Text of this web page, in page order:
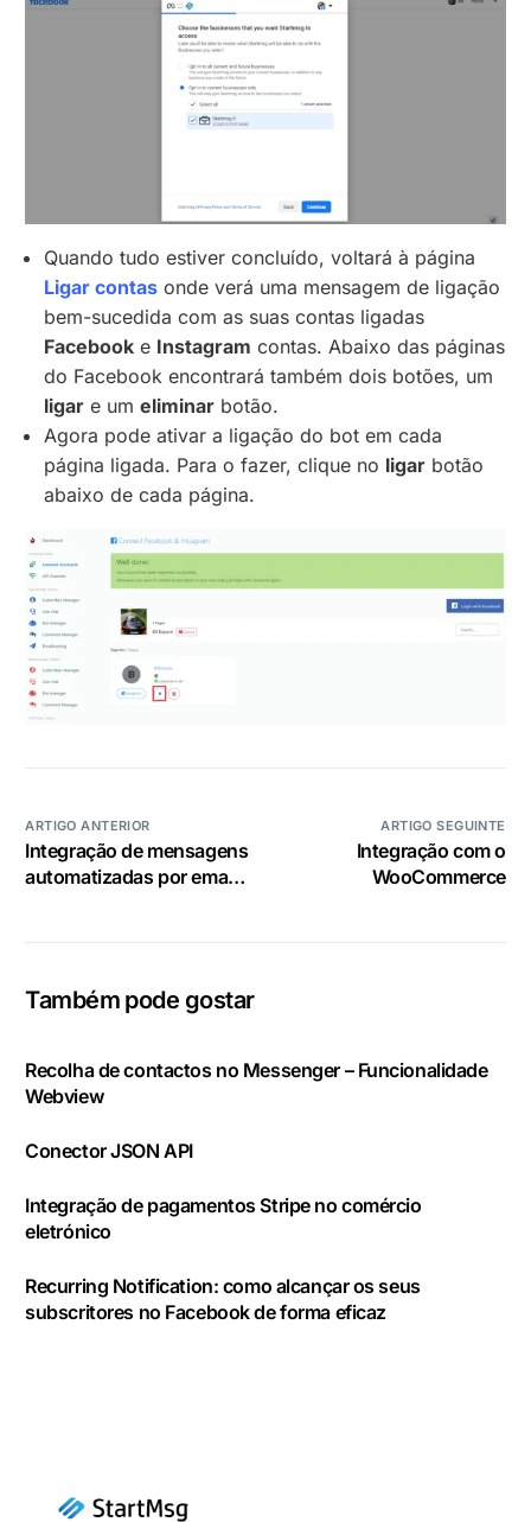
Quando tudo estiver concluído, voltará à página
Ligar contas onde verá uma mensagem de ligação
bem-sucedida com as suas contas ligadas
Facebook e Instagram contas. Abaixo das páginas
do Facebook encontrará também dois botões, um
ligar e umeliminar botão.
Agora pode ativar a ligação do bot em cada
página ligada. Para o fazer, clique no ligar botão
abaixo de cada página.
ARTIGO ANTERIOR
Integração de mensagens
automatizadas por email
ARTIGO SEGUINTE
Integração com o
WooCommerce
Também pode gostar
Recolha de contactos no Messenger – Funcionalidade
Webview
Conector JSON API
Integração de pagamentos Stripe no comércio
eletrónico
Recurring Notification: como alcançar os seus
subscritores no Facebook de forma eficaz